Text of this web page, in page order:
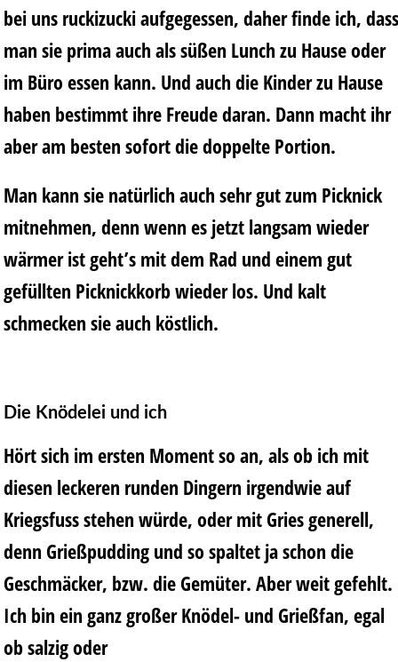
bei uns ruckizucki aufgegessen, daher finde ich, dass
man sie prima auch als süßen Lunch zu Hause oder
im Büro essen kann. Und auch die Kinder zu Hause
haben bestimmt ihre Freude daran. Dann macht ihr
aber am besten sofort die doppelte Portion.
Man kann sie natürlich auch sehr gut zum Picknick
mitnehmen, denn wenn es jetzt langsam wieder
wärmer ist geht’s mit dem Rad und einem gut
gefüllten Picknickkorb wieder los. Und kalt
schmecken sie auch köstlich.
Die Knödelei und ich
Hört sich im ersten Moment so an, als ob ich mit
diesen leckeren runden Dingern irgendwie auf
Kriegsfuss stehen würde, oder mit Gries generell,
denn Grießpudding und so spaltet ja schon die
Geschmäcker, bzw. die Gemüter. Aber weit gefehlt.
Ich bin ein ganz großer Knödel- und Grießfan, egal
ob salzig oder